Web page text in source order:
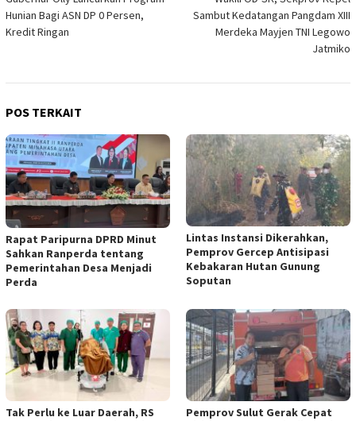
pos
Hunian Bagi ASN DP 0 Persen,
Kredit Ringan
Sambut Kedatangan Pangdam XIII
Merdeka Mayjen TNI Legowo
Jatmiko
POS TERKAIT
Rapat Paripurna DPRD Minut
Sahkan Ranperda tentang
Pemerintahan Desa Menjadi
Perda
Lintas Instansi Dikerahkan,
Pemprov Gercep Antisipasi
Kebakaran Hutan Gunung
Soputan
Tak Perlu ke Luar Daerah, RS
Pemprov Sulut Gerak Cepat